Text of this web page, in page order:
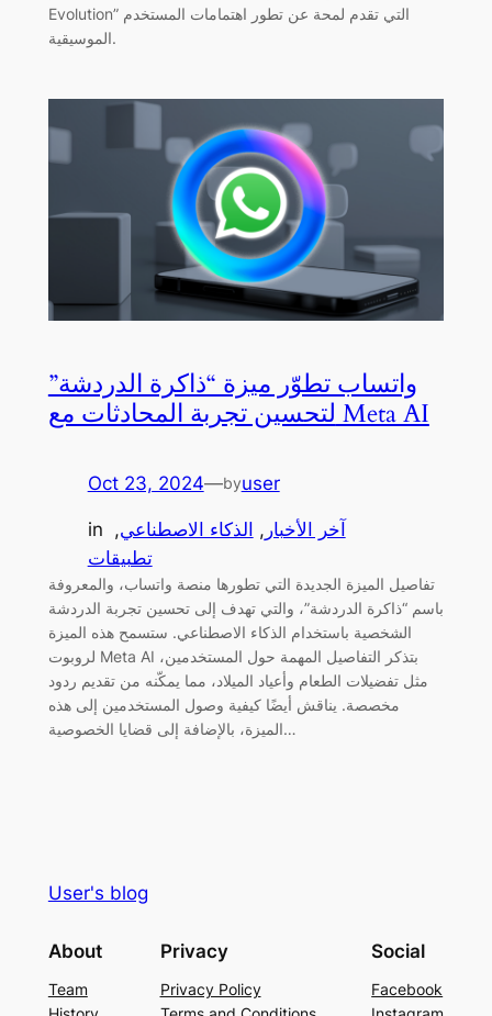
Evolution” التي تقدم لمحة عن تطور اهتمامات المستخدم
الموسيقية.
واتساب تطوّر ميزة “ذاكرة الدردشة”
لتحسين تجربة المحادثات مع Meta AI
Oct 23, 2024—byuser
in آخر الأخبار , الذكاء الاصطناعي,
تطبيقات
تفاصيل الميزة الجديدة التي تطورها منصة واتساب، والمعروفة
باسم “ذاكرة الدردشة”، والتي تهدف إلى تحسين تجربة الدردشة
الشخصية باستخدام الذكاء الاصطناعي. ستسمح هذه الميزة
لروبوت Meta AI بتذكر التفاصيل المهمة حول المستخدمين،
مثل تفضيلات الطعام وأعياد الميلاد، مما يمكّنه من تقديم ردود
مخصصة. يناقش أيضًا كيفية وصول المستخدمين إلى هذه
الميزة، بالإضافة إلى قضايا الخصوصية…
User's blog
About
Team
Privacy
Privacy Policy
Social
Facebook